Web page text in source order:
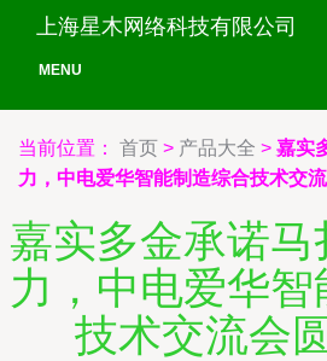
上海星木网络科技有限公司
MENU
当前位置： 首页 > 产品大全 > 嘉实
力，中电爱华智能制造综合技术交
嘉实多金承诺马
力，中电爱华
技术交流会